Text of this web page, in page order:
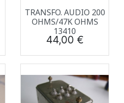
TRANSFO. AUDIO 200
OHMS/47K OHMS
13410
Prix
44,00 €